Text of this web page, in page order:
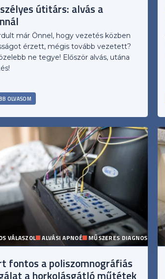
útitárs: alvás a
már Önnel, hogy vezetés közben
érzett, mégis tovább vezetett?
ne tegye! Először alvás, utána
OLVASOM
VÁLASZOL ALVÁSI APNOÉ MŰSZERES DIAGNOSZTIKA
fontos a poliszomnográfiás
a horkolásgátló műtétek